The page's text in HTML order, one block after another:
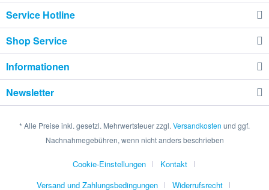
Service Hotline
Shop Service
Informationen
Newsletter
* Alle Preise inkl. gesetzl. Mehrwertsteuer zzgl. Versandkosten und ggf.
Nachnahmegebühren, wenn nicht anders beschrieben
Cookie-Einstellungen
Kontakt
Versand und Zahlungsbedingungen
Widerrufsrecht